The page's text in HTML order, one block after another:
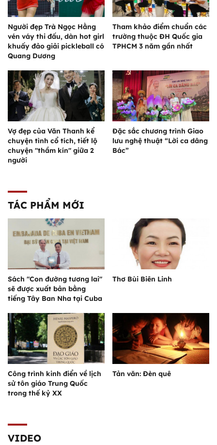
Người đẹp Trà Ngọc Hằng
vén váy thi đấu, dàn hot girl
khuấy đảo giải pickleball có
Quang Dương
Tham khảo điểm chuẩn các
trường thuộc ĐH Quốc gia
TPHCM 3 năm gần nhất
Vợ đẹp của Văn Thanh kể
chuyện tình cổ tích, tiết lộ
chuyện "thầm kín" giữa 2
người
Đặc sắc chương trình Giao
lưu nghệ thuật “Lời ca dâng
Bác”
TÁC PHẨM MỚI
Sách "Con đường tương lai"
sẽ được xuất bản bằng
tiếng Tây Ban Nha tại Cuba
Thơ Bùi Biên Linh
Công trình kinh điển về lịch
sử tôn giáo Trung Quốc
trong thế kỷ XX
Tản văn: Đèn quê
VIDEO